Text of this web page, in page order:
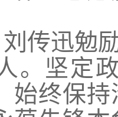
传迅勉
。坚定
始终保